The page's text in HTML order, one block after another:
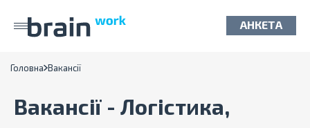
АНКЕТА
Головна Вакансії
Вакансії - Логістика,